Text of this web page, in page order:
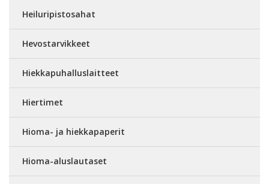
Heiluripistosahat
Hevostarvikkeet
Hiekkapuhalluslaitteet
Hiertimet
Hioma- ja hiekkapaperit
Hioma-aluslautaset